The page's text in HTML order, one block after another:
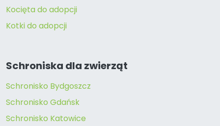
Kocięta do adopcji
Kotki do adopcji
Schroniska dla zwierząt
Schronisko Bydgoszcz
Schronisko Gdańsk
Schronisko Katowice